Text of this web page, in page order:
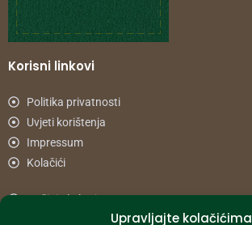
Upravljajte kolačićima
Korisni linkovi
Politika privatnosti
Uvjeti korištenja
Impressum
Kolačići
Načini plaćanja